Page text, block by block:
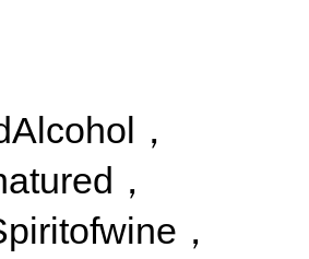
，
，
，